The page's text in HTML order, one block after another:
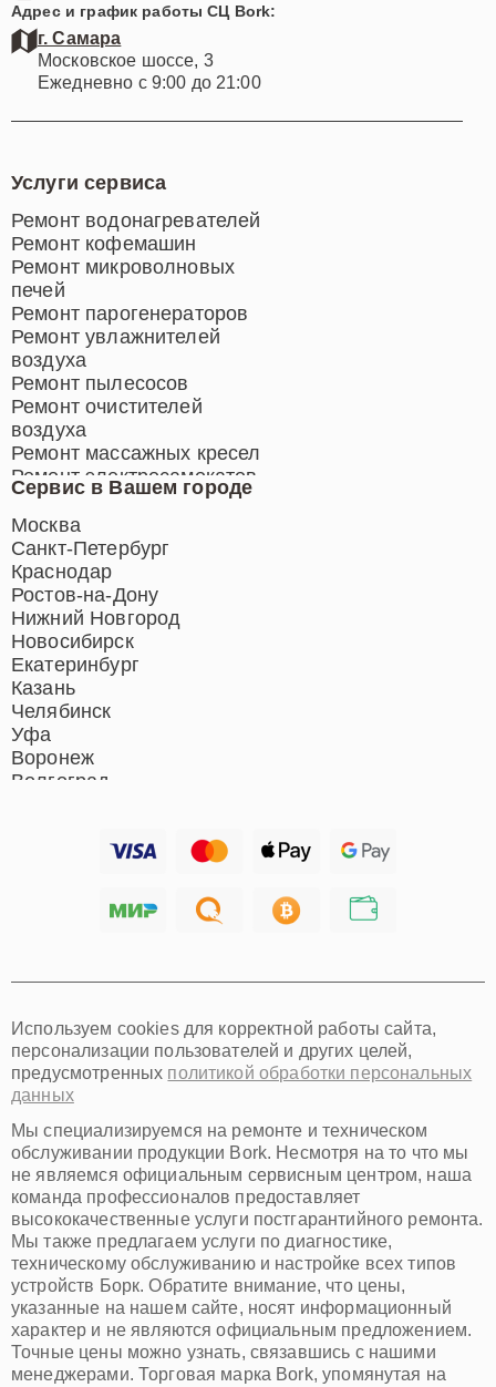
Адрес и график работы СЦ Bork:
г. Самара
Московское шоссе, 3
Ежедневно с 9:00 до 21:00
Сервис в Вашем городе
Москва
Санкт-Петербург
Краснодар
Ростов-на-Дону
Нижний Новгород
Новосибирск
Екатеринбург
Казань
Челябинск
Уфа
Воронеж
Волгоград
Хабаровск
Иркутск
Омск
Красноярск
Пермь
Ульяновск
Киров
Архангельск
Астрахань
Белгород
Благовещенск
Брянск
Владивосток
Владикавказ
Владимир
Волжский
Вологда
Услуги сервиса
Ремонт водонагревателей
Ремонт кофемашин
Ремонт микроволновых
печей
Ремонт парогенераторов
Ремонт увлажнителей
воздуха
Ремонт пылесосов
Ремонт очистителей
воздуха
Ремонт массажных кресел
Ремонт электросамокатов
Ремонт индукционных плит
Ремонт роботов-пылесосов
Ремонт гладильных систем
Ремонт отпаривателей
Ремонт вертикальных
пылесосов
Используем cookies для корректной работы сайта,
персонализации пользователей и других целей,
предусмотренных политикой обработки персональных
данных
Мы специализируемся на ремонте и техническом
обслуживании продукции Bork. Несмотря на то что мы
не являемся официальным сервисным центром, наша
команда профессионалов предоставляет
высококачественные услуги постгарантийного ремонта.
Мы также предлагаем услуги по диагностике,
техническому обслуживанию и настройке всех типов
устройств Борк. Обратите внимание, что цены,
указанные на нашем сайте, носят информационный
характер и не являются официальным предложением.
Точные цены можно узнать, связавшись с нашими
менеджерами. Торговая марка Bork, упомянутая на